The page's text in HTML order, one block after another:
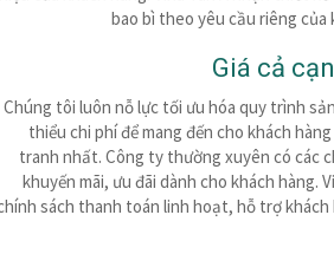
bao bì theo yêu cầu riêng của
Giá cả
Chúng tôi luôn nỗ lực tối ưu hóa quy trình
thiểu chi phí để mang đến cho khách
tranh nhất. Công ty thường xuyên có các
khuyến mãi, ưu đãi dành cho khách hàng.
sách thanh toán linh hoạt, hỗ trợ khách